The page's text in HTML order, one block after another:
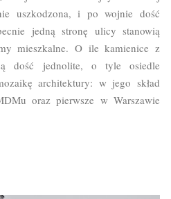
uszkodzona, i po wojnie dość
jedną stronę ulicy stanowią
mieszkalne. O ile kamienice z
dość jednolite, o tyle osiedle
architektury: w jego skład
oraz pierwsze w Warszawie